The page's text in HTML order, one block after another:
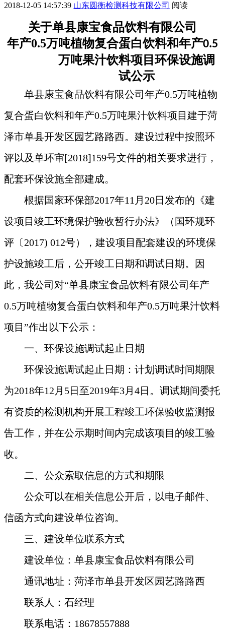
2018-12-05 14:57:39 山东圆衡检测科技有限公司 阅读
关于单县康宝食品饮料有限公司
年产0.5万吨植物复合蛋白饮料和年产0.5
万吨果汁饮料项目环保设施调
试公示
单县康宝食品饮料有限公司 年产0.5万吨植物
复合蛋白饮料和年产0.5万吨果汁饮料项目建于菏
泽市单县开发区园艺路路西。建设过程中按照环
评以及单环审[2018]159号文件的相关要求进行，
配套环保设施全部建成。
根据国家环保部2017年11月20日发布的《建
设项目竣工环境保护验收暂行办法》（国环规环
评〔2017) 012号），建设项目配套建设的环境保
护设施竣工后，公开竣工日期和调试日期。因
此，我公司对“单县康宝食品饮料有限公司 年产
0.5万吨植物复合蛋白饮料和年产0.5万吨果汁饮料
项目”作出以下公示：
一、环保设施调试起止日期
环保设施调试起止日期：计划调试时间期限
为2018年12 月 5日至2019年3月 4日。调试期间委托
有资质的检测机构开展工程竣工环保验收监测报
告工作，并在公示期时间内完成该项目的竣工验
收。
二、公众索取信息的方式和期限
公众可以在相关信息公开后，以电子邮件、
信函方式向建设单位咨询。
三、建设单位联系方式
建设单位：单县康宝食品饮料有限公司
通讯地址：菏泽市单县开发区园艺路路西
联系人： 石经理
联系电话： 18678557888